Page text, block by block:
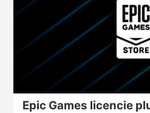
Epic Games licencie